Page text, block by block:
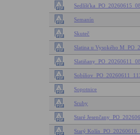
Semanín
Skuteč
Slatina u Vysokého
Sopotnice
Sruby
Staré
Starý